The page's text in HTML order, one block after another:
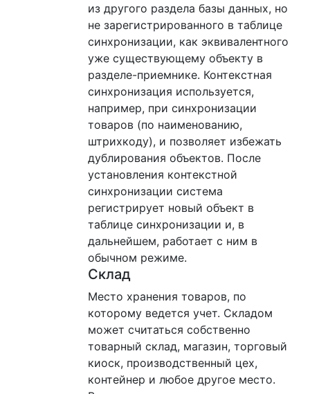
из другого раздела базы данных, но
не зарегистрированного в таблице
синхронизации, как эквивалентного
уже существующему объекту в
разделе-приемнике. Контекстная
синхронизация используется,
например, при синхронизации
товаров (по наименованию,
штрихкоду), и позволяет избежать
дублирования объектов. После
установления контекстной
синхронизации система
регистрирует новый объект в
таблице синхронизации и, в
дальнейшем, работает с ним в
обычном режиме.
Склад
Место хранения товаров, по
которому ведется учет. Складом
может считаться собственно
товарный склад, магазин, торговый
киоск, производственный цех,
контейнер и любое другое место.